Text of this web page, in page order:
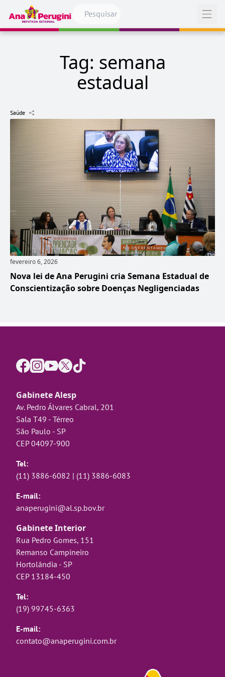
Pular para o conteúdo
Abrir
Tag: semana
estadual
Saúde
fevereiro 6, 2026
Nova lei de Ana Perugini cria Semana Estadual de
Conscientização sobre Doenças Negligenciadas
Gabinete Alesp
Av. Pedro Álvares Cabral, 201
Sala T49 - Térreo
São Paulo - SP
CEP 04097-900
Tel:
(11) 3886-6082 | (11) 3886-6083
E-mail:
anaperugini@al.sp.bov.br
Gabinete Interior
Rua Pedro Gomes, 151
Remanso Campineiro
Hortolândia - SP
CEP 13184-450
Tel:
(19) 99745-6363
E-mail:
contato@anaperugini.com.br